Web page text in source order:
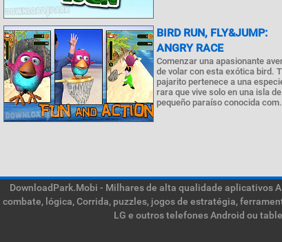
BIRD RUN, FLY&JUMP:
ANGRY RACE
Comenzar una apasionante
de volar con esta exótica bird.
pajarito pertenece a una
rara que vive solo en una isla de
pequeño paraíso conocida
DownloadPark.Mobi - Milhares de alta qualidade aplicativos
combate, lógica, Corrida, puzzles, jogos de estratégia,
LG e outros telefones Android ou